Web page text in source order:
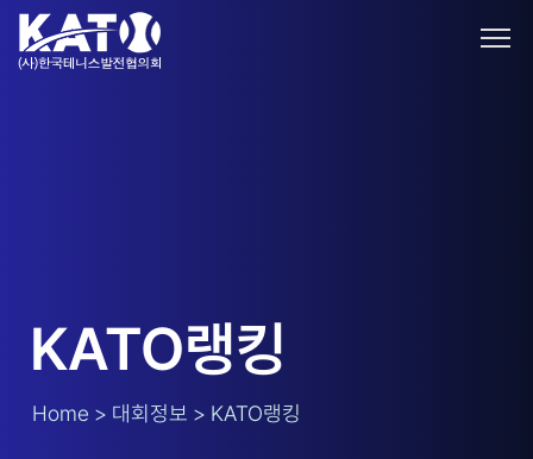
KATO랭킹
Home > 대회정보 > KATO랭킹